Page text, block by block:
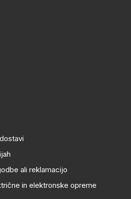
ali reklamacijo
in elektronske opreme